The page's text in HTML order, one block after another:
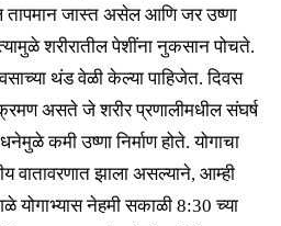
तापमान जास्त असेल आणिजर उष्णा
शरीरातील पेशींनानुकसानपोचते.
थंड वेळी केल्यापाहिजेत. दिवस
असते जेशरीरप्रणालीमधील संघर्ष
कमी उष्णा निर्माण होते. योगाचा
वातावरणात झाला असल्याने, आम्ही
योगाभ्यास नेहमी सकाळी 8:30 च्या